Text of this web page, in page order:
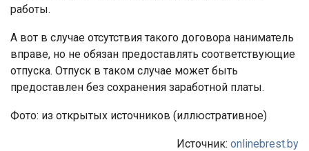
работы.
А вот в случае отсутствия такого договора наниматель
вправе, но не обязан предоставлять соответствующие
отпуска. Отпуск в таком случае может быть
предоставлен без сохранения заработной платы.
Фото: из открытых источников (иллюстративное)
Источник: onlinebrest.by